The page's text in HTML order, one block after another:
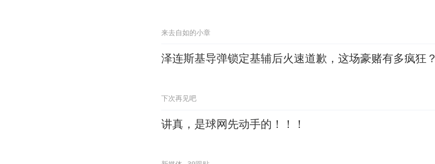
来去自如的小章
泽连斯基导弹锁定基辅后火速道歉，这场豪赌有多疯狂？
下次再见吧
讲真，是球网先动手的！！！